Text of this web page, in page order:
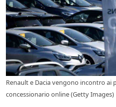
Renault e Dacia vengono incontro
concessionario online (Getty Images)